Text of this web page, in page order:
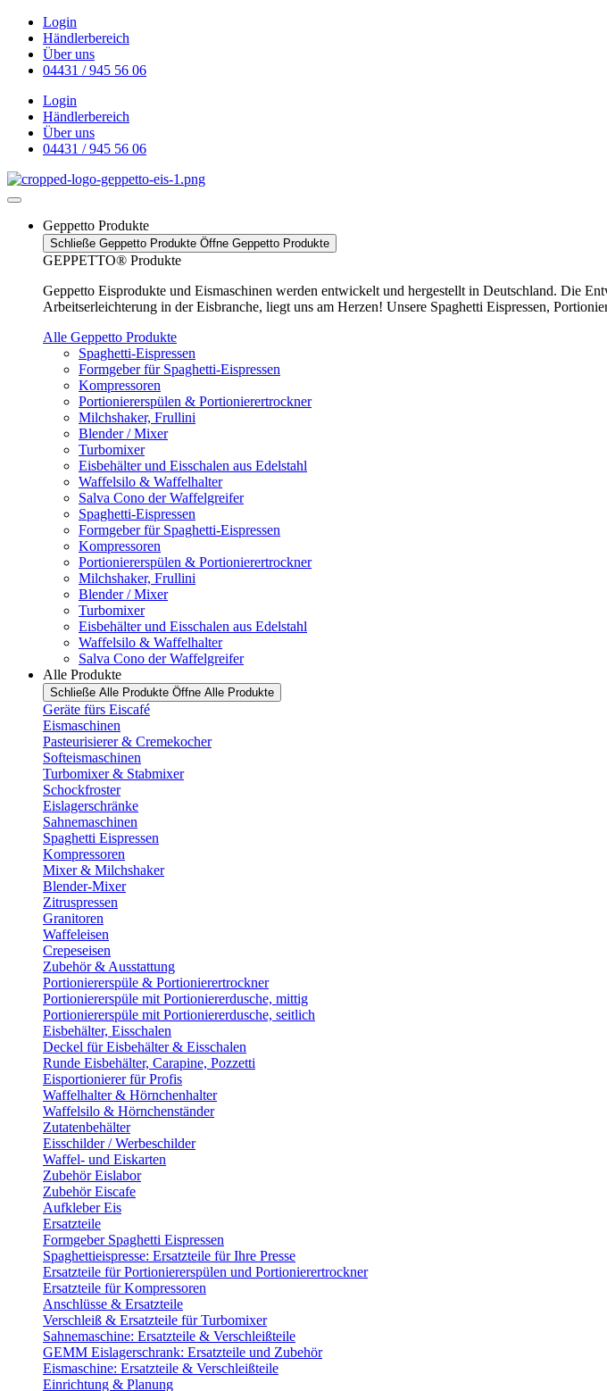
Zum
Inhalt
wechseln
Login
Händlerbereich
Über uns
04431 / 945 56 06
Login
Händlerbereich
Über uns
04431 / 945 56 06
Geppetto Produkte
Schließe Geppetto Produkte Öffne Geppetto Produkte
GEPPETTO® Produkte
Geppetto Eisprodukte und Eismaschinen werden entwickelt und hergestellt in Deutschland. Die
Arbeitserleichterung in der Eisbranche, liegt uns am Herzen! Unsere Spaghetti Eispressen,
Alle Geppetto Produkte
Spaghetti-Eispressen
Formgeber für Spaghetti-Eispressen
Kompressoren
Portioniererspülen & Portionierertrockner
Milchshaker, Frullini
Blender / Mixer
Turbomixer
Eisbehälter und Eisschalen aus Edelstahl
Waffelsilo & Waffelhalter
Salva Cono der Waffelgreifer
Spaghetti-Eispressen
Formgeber für Spaghetti-Eispressen
Kompressoren
Portioniererspülen & Portionierertrockner
Milchshaker, Frullini
Blender / Mixer
Turbomixer
Eisbehälter und Eisschalen aus Edelstahl
Waffelsilo & Waffelhalter
Salva Cono der Waffelgreifer
Alle Produkte
Schließe Alle Produkte Öffne Alle Produkte
Geräte fürs Eiscafé
Eismaschinen
Pasteurisierer & Cremekocher
Softeismaschinen
Turbomixer & Stabmixer
Schockfroster
Eislagerschränke
Sahnemaschinen
Spaghetti Eispressen
Kompressoren
Mixer & Milchshaker
Blender-Mixer
Zitruspressen
Granitoren
Waffeleisen
Crepeseisen
Zubehör & Ausstattung
Portioniererspüle & Portionierertrockner
Portioniererspüle mit Portioniererdusche, mittig
Portioniererspüle mit Portioniererdusche, seitlich
Eisbehälter, Eisschalen
Deckel für Eisbehälter & Eisschalen
Runde Eisbehälter, Carapine, Pozzetti
Eisportionierer für Profis
Waffelhalter & Hörnchenhalter
Waffelsilo & Hörnchenständer
Zutatenbehälter
Eisschilder / Werbeschilder
Waffel- und Eiskarten
Zubehör Eislabor
Zubehör Eiscafe
Aufkleber Eis
Ersatzteile
Formgeber Spaghetti Eispressen
Spaghettieispresse: Ersatzteile für Ihre Presse
Ersatzteile für Portioniererspülen und Portionierertrockner
Ersatzteile für Kompressoren
Anschlüsse & Ersatzteile
Verschleiß & Ersatzteile für Turbomixer
Sahnemaschine: Ersatzteile & Verschleißteile
GEMM Eislagerschrank: Ersatzteile und Zubehör
Eismaschine: Ersatzteile & Verschleißteile
Einrichtung & Planung